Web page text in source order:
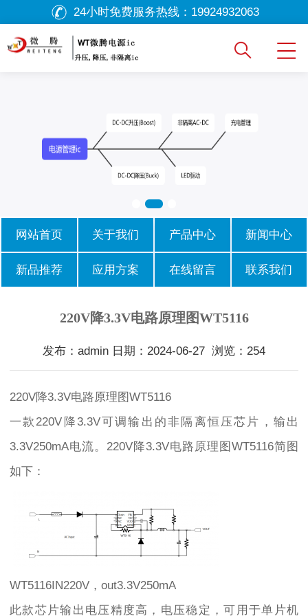
24小时免费服务热线： 19924932063
网站首页 关于我们 产品中心 新闻中心
新品推荐 应用方案 在线留言 联系我们
220V降3.3V电路原理图WT5116
发布：admin 日期：2024-06-27 浏览：254
220V降3.3V电路原理图WT5116
一款220V降3.3V可调输出的非隔离恒压芯片，输出
3.3V250mA电流。220V降3.3V电路原理图WT5116简图
如下：
WT5116IN220V，out3.3V250mA
此款芯片输出电压精度高，电压稳定，可用于单片机